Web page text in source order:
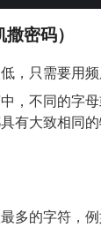
密码）
，只需要用频
，不同的字
有大致相同
多的字符，例